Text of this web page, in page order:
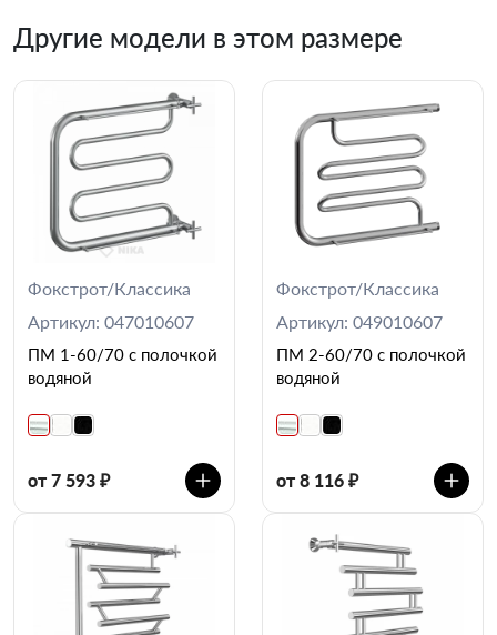
Другие модели в этом размере
Фокстрот/Классика
Артикул: 047010607
ПМ 1-60/70 с полочкой
водяной
от 7 593 ₽
Фокстрот/Классика
Артикул: 049010607
ПМ 2-60/70 с полочкой
водяной
от 8 116 ₽